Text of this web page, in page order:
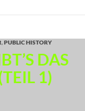
,PUBLIC HISTORY
DAS
1)